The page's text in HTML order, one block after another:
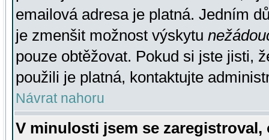
emailová adresa je platná. Jedním
je zmenšit možnost výskytu
pouze obtěžovat. Pokud si jste jisti,
použili je platná, kontaktujte
Návrat nahoru
V minulosti jsem se